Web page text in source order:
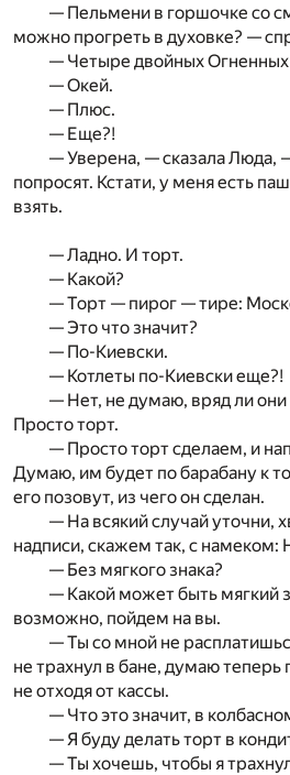
— Пельмени в горшочке со
можно прогреть в духовке? —
— Четыре двойных
— Окей.
— Плюс.
— Еще?!
— Уверена, — сказала Люда,
попросят. Кстати, у меня есть
взять.
— Ладно. И торт.
— Какой?
— Торт — пирог — тире:
— Это что значит?
— По-Киевски.
— Котлеты по-Киевски еще?!
— Нет, не думаю, вряд ли они
Просто торт.
— Просто торт сделаем, и
Думаю, им будет по барабану к
его позовут, из чего он сделан.
— На всякий случай уточни,
надписи, скажем так, с намеком:
— Без мягкого знака?
— Какой может быть мягкий
возможно, пойдем на вы.
— Ты со мной не
не трахнул в бане, думаю теперь
не отходя от кассы.
— Что это значит, в
— Я буду делать торт в
— Ты хочешь, чтобы я